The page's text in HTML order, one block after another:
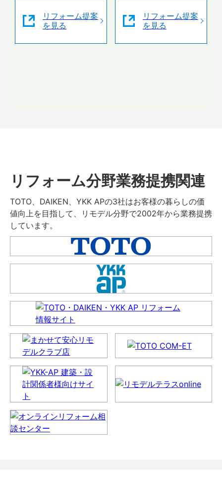
リフォーム提案
を見る
リフォーム提案
を見る
リフォーム分野業務提携関連
TOTO、DAIKEN、YKK APの3社はお客様の暮らしの価
値向上を目指して、リモデル分野で2002年から業務提携
しています。